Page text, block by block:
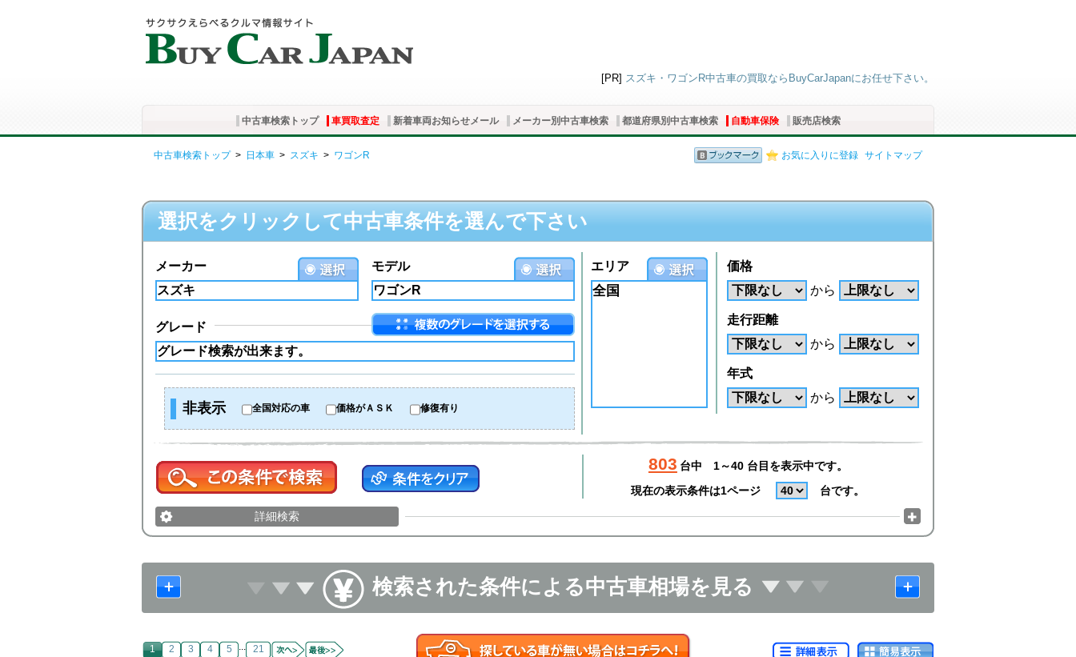
[PR] スズキ・ワゴンR中古車の買取ならBuyCarJapanにお任せ下さい。
中古車検索トップ 車買取査定 新着車両お知らせメール メーカー別中古車検索 都道府県別中古車検索 自動車保険 販売店検索
お気に入りに登録 サイトマップ
中古車検索トップ> 日本車 > スズキ > ワゴンR
選択をクリックして中古車条件を選んで下さい
モデル
メーカー
グレード
非表示 全国対応の車 価格がＡＳＫ 修復有り
エリア
全国
価格
から
走行距離
から
年式
から
803 台中
1～40 台目を表示中です。
現在の表示条件は1ページ
台です。
詳細検索
検索された条件による中古車相場を見る
1 2 3 4 5 ... 21